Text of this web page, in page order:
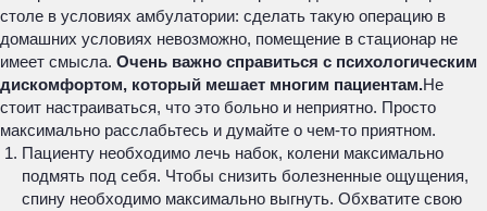
столе в условиях амбулатории: сделать такую операцию в
домашних условиях невозможно, помещение в стационар не
имеет смысла. Очень важно справиться с психологическим
дискомфортом, который мешает многим пациентам.Не
стоит настраиваться, что это больно и неприятно. Просто
максимально расслабьтесь и думайте о чем-то приятном.
Пациенту необходимо лечь набок, колени максимально
подмять под себя. Чтобы снизить болезненные ощущения,
спину необходимо максимально выгнуть. Обхватите свою